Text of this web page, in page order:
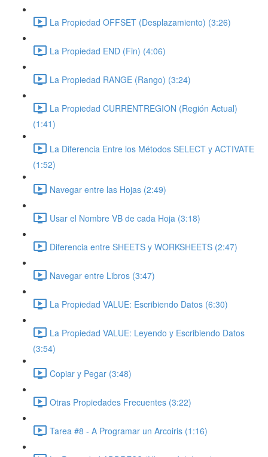
La Propiedad OFFSET (Desplazamiento) (3:26)
La Propiedad END (Fin) (4:06)
La Propiedad RANGE (Rango) (3:24)
La Propiedad CURRENTREGION (Región Actual)
(1:41)
La Diferencia Entre los Métodos SELECT y ACTIVATE
(1:52)
Navegar entre las Hojas (2:49)
Usar el Nombre VB de cada Hoja (3:18)
Diferencia entre SHEETS y WORKSHEETS (2:47)
Navegar entre Libros (3:47)
La Propiedad VALUE: Escribiendo Datos (6:30)
La Propiedad VALUE: Leyendo y Escribiendo Datos
(3:54)
Copiar y Pegar (3:48)
Otras Propiedades Frecuentes (3:22)
Tarea #8 - A Programar un Arcoiris (1:16)